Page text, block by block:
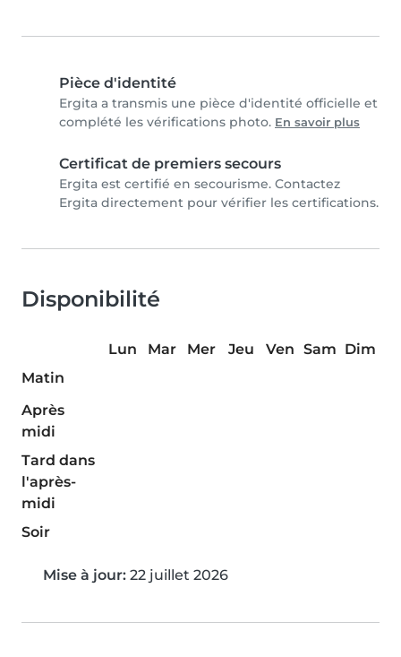
Pièce d'identité
Ergita a transmis une pièce d'identité officielle et
complété les vérifications photo. En savoir plus
Certificat de premiers secours
Ergita est certifié en secourisme. Contactez
Ergita directement pour vérifier les certifications.
Disponibilité
Lun Mar Mer Jeu Ven Sam Dim
Matin
Après
midi
Tard dans
l'après-
midi
Soir
Mise à jour: 22 juillet 2026